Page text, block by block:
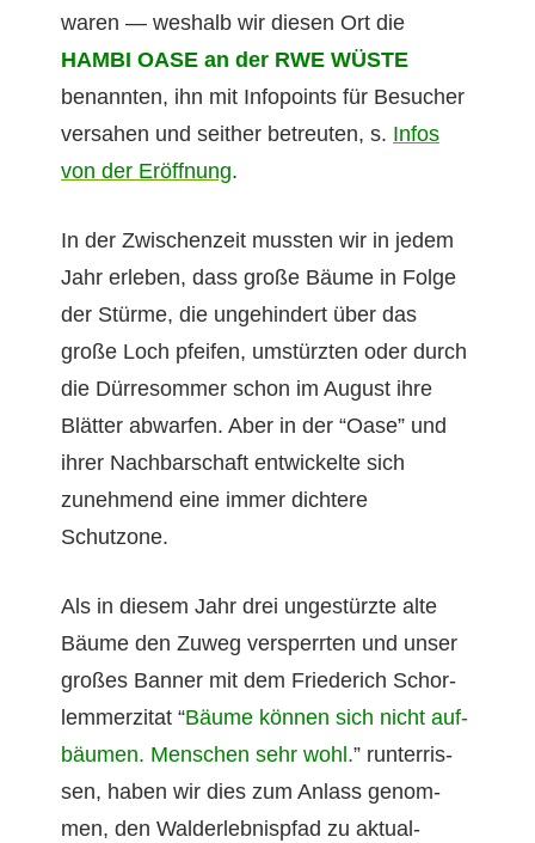
waren — weshalb wir diesen Ort die
HAMBI OASE an der RWE WÜSTE
benan­nten, ihn mit Info­points für Besuch­er
ver­sa­hen und sei­ther betreuten, s. Infos
von der Eröff­nung.
In der Zwis­chen­zeit mussten wir in jedem
Jahr erleben, dass große Bäume in Folge
der Stürme, die unge­hin­dert über das
große Loch pfeifen, umstürzten oder durch
die Dür­re­som­mer schon im August ihre
Blät­ter abwar­fen. Aber in der “Oase” und
ihrer Nach­barschaft entwick­elte sich
zunehmend eine immer dichtere
Schutzone.
Als in diesem Jahr drei ungestürzte alte
Bäume den Zuweg versper­rten und unser
großes Ban­ner mit dem Friederich Schor­
lem­merz­i­tat “Bäume kön­nen sich nicht auf­
bäu­men. Men­schen sehr wohl.” run­ter­ris­
sen, haben wir dies zum Anlass genom­
men, den Walder­leb­nisp­fad zu aktu­al­